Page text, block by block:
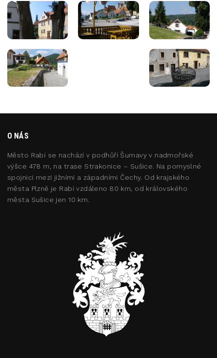
O NÁS
Město Rabí se nachází v podhůří Šumavy v nadmořské
výšce 478 m, na trase Strakonice – Sušice. Na pomyslné
spojnici mezi jižními a západními Čechy. Od krajského
města Plzně je Rabí vzdáleno 80 km, od královského
města Sušice jen 10 km.